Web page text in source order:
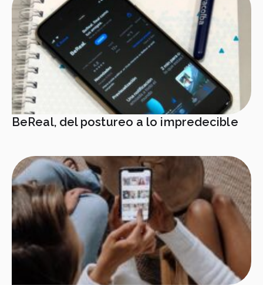
BeReal, del postureo a lo impredecible